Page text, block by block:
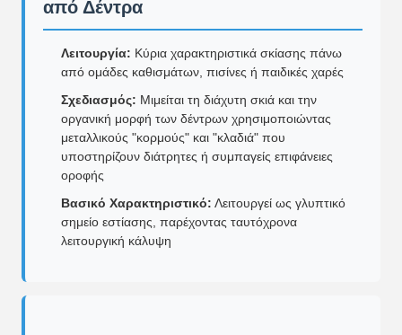
από Δέντρα
Λειτουργία: Κύρια χαρακτηριστικά σκίασης πάνω
από ομάδες καθισμάτων, πισίνες ή παιδικές χαρές
Σχεδιασμός: Μιμείται τη διάχυτη σκιά και την
οργανική μορφή των δέντρων χρησιμοποιώντας
μεταλλικούς "κορμούς" και "κλαδιά" που
υποστηρίζουν διάτρητες ή συμπαγείς επιφάνειες
οροφής
Βασικό Χαρακτηριστικό: Λειτουργεί ως γλυπτικό
σημείο εστίασης, παρέχοντας ταυτόχρονα
λειτουργική κάλυψη